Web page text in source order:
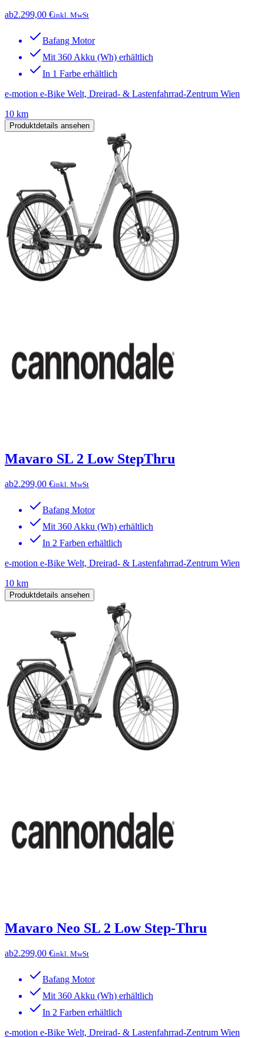
ab2.299,00 €inkl. MwSt
Bafang Motor
Mit 360 Akku (Wh) erhältlich
In 1 Farbe erhältlich
e-motion e-Bike Welt, Dreirad- & Lastenfahrrad-Zentrum Wien
10 km
Produktdetails ansehen
Mavaro SL 2 Low StepThru
ab2.299,00 €inkl. MwSt
Bafang Motor
Mit 360 Akku (Wh) erhältlich
In 2 Farben erhältlich
e-motion e-Bike Welt, Dreirad- & Lastenfahrrad-Zentrum Wien
10 km
Produktdetails ansehen
Mavaro Neo SL 2 Low Step-Thru
ab2.299,00 €inkl. MwSt
Bafang Motor
Mit 360 Akku (Wh) erhältlich
In 2 Farben erhältlich
e-motion e-Bike Welt, Dreirad- & Lastenfahrrad-Zentrum Wien